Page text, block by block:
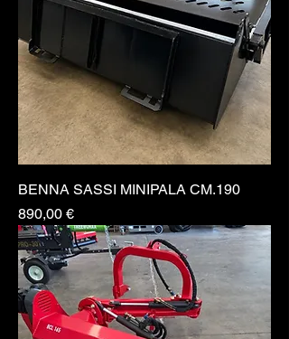
BENNA SASSI MINIPALA CM.190
Prezzo
890,00 €